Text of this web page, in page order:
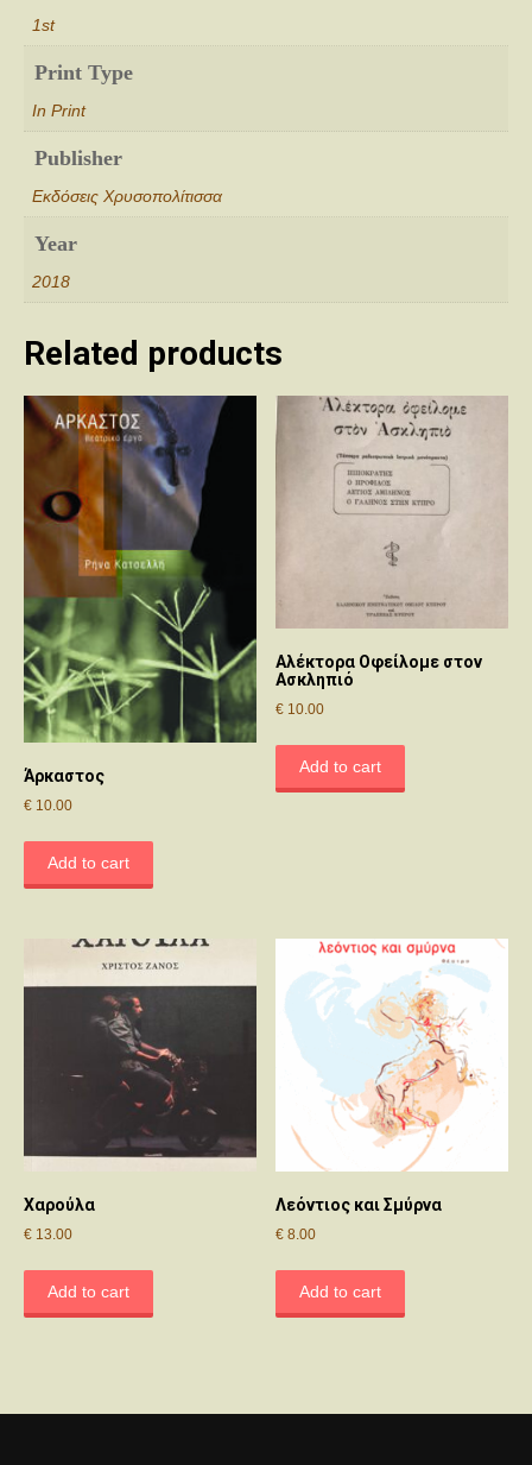
1st
Print Type
In Print
Publisher
Εκδόσεις Χρυσοπολίτισσα
Year
2018
Related products
Άρκαστος
€ 10.00
Add to cart
Αλέκτορα Οφείλομε στον
Ασκληπιό
€ 10.00
Add to cart
Χαρούλα
€ 13.00
Add to cart
Λεόντιος και Σμύρνα
€ 8.00
Add to cart